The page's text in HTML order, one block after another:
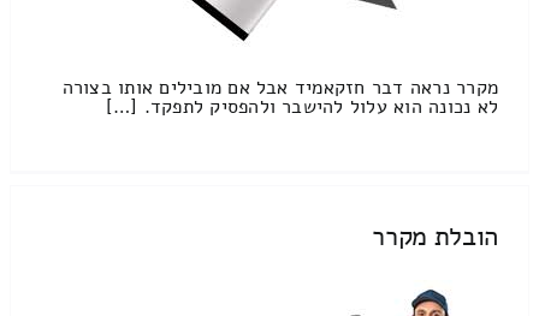
מקרר נראה דבר חזקאמיד אבל אם מובילים אותו בצורה
לא נכונה הוא עלול להישבר ולהפסיק לתפקד. […]
הובלת מקרר